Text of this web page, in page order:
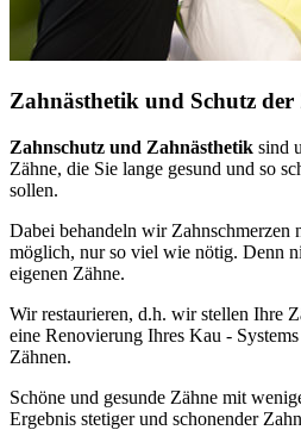
Zahnästhetik und Schutz der
Zahnschutz und Zahnästhetik sind
Zähne, die Sie lange gesund und so
sollen.
Dabei behandeln wir Zahnschmerzen
möglich, nur so viel wie nötig. Denn
eigenen Zähne.
Wir restaurieren, d.h. wir stellen Ihre
eine Renovierung Ihres Kau -
Zähnen.
Schöne und gesunde Zähne mit
Ergebnis stetiger und schonender